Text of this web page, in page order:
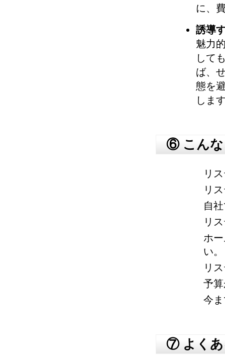
に、
誘導
魅力
して
ば、
態を
しま
⑥ こんな
リ
リ
自
リ
ホ
い。
リ
予
今
⑦ よくあ